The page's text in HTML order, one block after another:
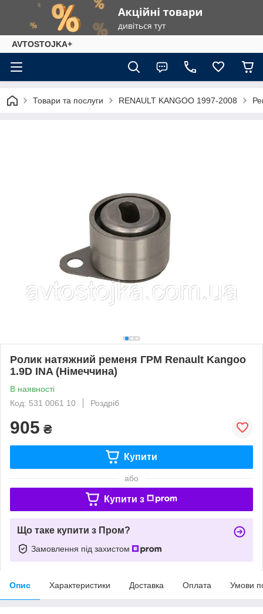
AVTOSTOJKA+
Товари та послуги RENAULT KANGOO 1997-2008
Ролик натяжний ременя ГРМ Renault Kangoo
1.9D INA (Німеччина)
В наявності
Код: 531 0061 10
Роздріб
905 ₴
Купити
або
Купити з
Що таке купити з Пром?
Замовлення під захистом
Опис Характеристики Доставка Оплата Умови